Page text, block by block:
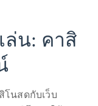
ล่น: คาสิ
โนสดกับเว็บ